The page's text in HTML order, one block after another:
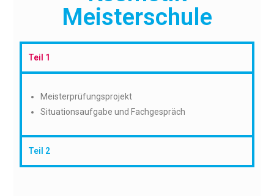
Meisterschule
Teil 1
Meisterprüfungsprojekt
Situationsaufgabe und Fachgespräch
Teil 2